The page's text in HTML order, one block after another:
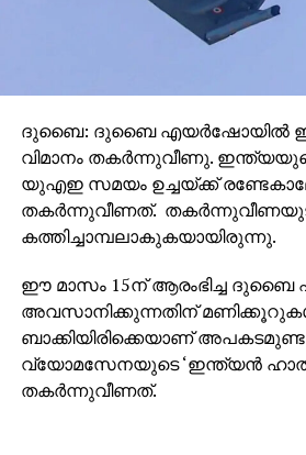
ദുബൈ: ദുബൈ എയര്‍ഷോയില്‍
വിമാനം തകര്‍ന്നുവീണു.
യുഎഇ സമയം ഉച്ചയ്ക്ക്
തകര്‍ന്നുവീണത്.
കത്തിച്ചാമ്പലാകുകയായിരുന്നു.
ഈ മാസം 15ന് ആരംഭിച്ച
അവസാനിക്കുന്നതിന്
ബാക്കിയിരിക്കെയാണ്
വ്യോമസേനയുടെ ‘ഇന്ത്യന്‍
തകര്‍ന്നുവീണത്.